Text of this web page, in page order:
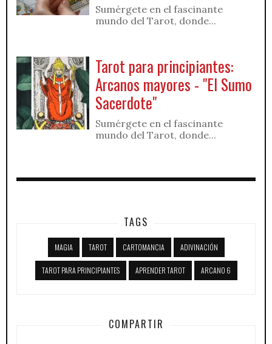
Sumérgete en el fascinante
mundo del Tarot, donde...
Tarot para principiantes:
Arcanos mayores - "El Sumo
Sacerdote"
Sumérgete en el fascinante
mundo del Tarot, donde...
TAGS
MAGIA TAROT CARTOMANCIA ADIVINACIÓN
TAROT PARA PRINCIPIANTES APRENDER TAROT ARCANO 6
COMPARTIR